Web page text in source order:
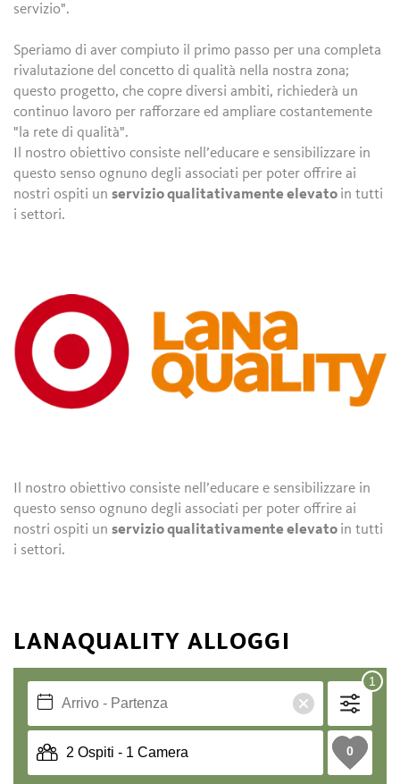
servizio".
Speriamo di aver compiuto il primo passo per una completa
rivalutazione del concetto di qualità nella nostra zona;
questo progetto, che copre diversi ambiti, richiederà un
continuo lavoro per rafforzare ed ampliare costantemente
"la rete di qualità".
Il nostro obiettivo consiste nell’educare e sensibilizzare in
questo senso ognuno degli associati per poter offrire ai
nostri ospiti unservizio qualitativamente elevato in tutti
i settori.
Il nostro obiettivo consiste nell’educare e sensibilizzare in
questo senso ognuno degli associati per poter offrire ai
nostri ospiti unservizio qualitativamente elevato in tutti
i settori.
LANAQUALITY ALLOGGI